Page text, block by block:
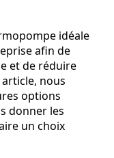
idéale
afin de
et de réduire
nous
options
donner les
un choix